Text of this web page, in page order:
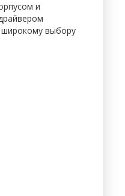
и
широкому выбору